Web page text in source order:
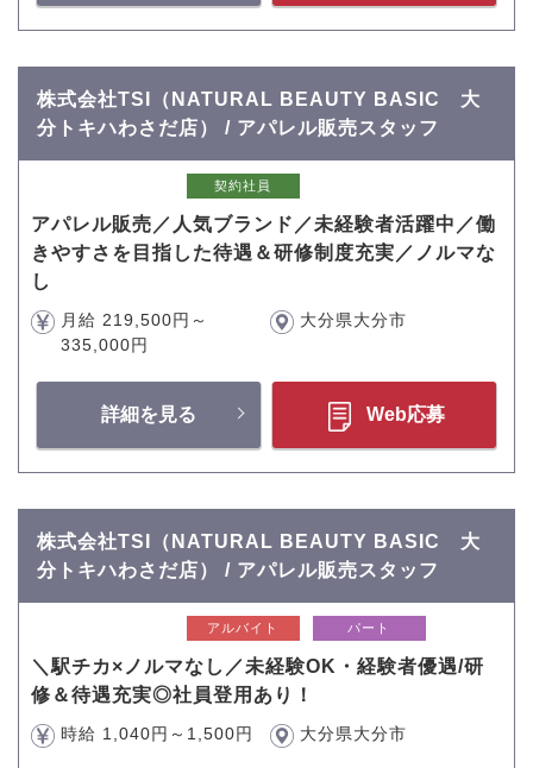
株式会社TSI（NATURAL BEAUTY BASIC 大
分トキハわさだ店） / アパレル販売スタッフ
契約社員
アパレル販売／人気ブランド／未経験者活躍中／働
きやすさを目指した待遇＆研修制度充実／ノルマな
し
月給 219,500円～
335,000円
大分県大分市
詳細を見る Web応募
株式会社TSI（NATURAL BEAUTY BASIC 大
分トキハわさだ店） / アパレル販売スタッフ
アルバイト パート
＼駅チカ×ノルマなし／未経験OK・経験者優遇/研
修＆待遇充実◎社員登用あり！
時給 1,040円～1,500円 大分県大分市